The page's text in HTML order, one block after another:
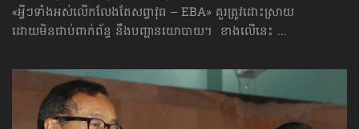
«អ្វីៗទាំងអស់លើកលែងតែសព្វាវុធ – EBA» គួរត្រូវដោះស្រាយ
ដោយមិនជាប់ពាក់ព័ន្ធ នឹងបញ្ហានយោបាយ។ ខាងលើនេះ ...